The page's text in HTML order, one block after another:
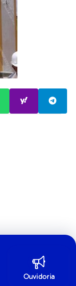
Ouvidoria